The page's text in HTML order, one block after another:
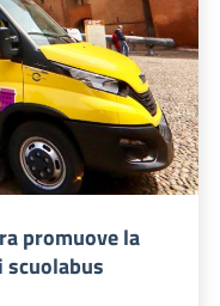
promuove la